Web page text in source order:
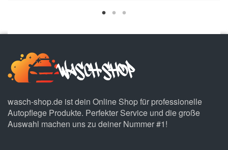
wasch-shop.de ist dein Online Shop für professionelle
Autopflege Produkte. Perfekter Service und die große
Auswahl machen uns zu deiner Nummer #1!